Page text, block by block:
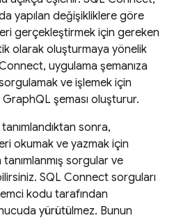
yapılan değişikliklere göre
gerçekleştirmek için gereken
olarak oluşturmaya yönelik
, uygulama şemanıza
ve işlemek için
şeması oluşturur.
sonra,
okumak ve yazmak için
sorgular ve
SQL Connect sorguları
kodu tarafından
yürütülmez. Bunun